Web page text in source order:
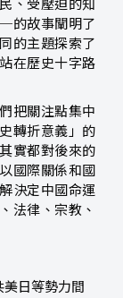
、受壓迫的知
的故事闡明了
的主題探索了
在歷史十字路
把關注點集中
轉折意義」的
實都對後來的
國際關係和國
決定中國命運
法律、宗教、
日等勢力間